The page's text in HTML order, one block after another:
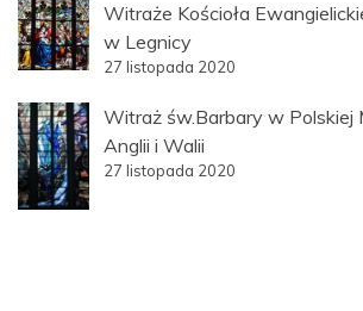
Witraże Kościoła
w Legnicy
27 listopada 2020
Witraż św.Barbary w Polskiej
Anglii i Walii
27 listopada 2020